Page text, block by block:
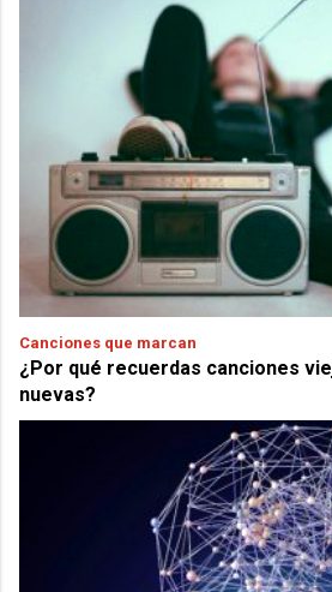
Canciones que marcan
¿Por qué recuerdas canciones
nuevas?